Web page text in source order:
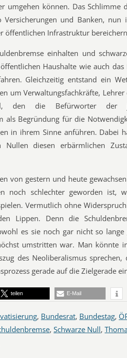
umgehen können. Das Schlimme
Versicherungen und Banken, nun
öffentlichen Infrastruktur
einhalten und
Haushalte wie auch das
Gleichzeitig entstand ein
um Verwaltungsfachkräfte, Lehrer
den die Befürworter der
als Begründung für die
in ihrem Sinne anführen. Dabei
Nullen diesen erbärmlichen
von gestern und heute
noch schlechter geworden ist,
Vermutlich ohne
Lippen. Denn die
es sie noch gar nicht so
umstritten war. Man könnte
des Neoliberalismus sprechen,
gerade auf die Zielgerade
teilen E-Mail
, Bundesrat, Bundestag,
, Schwarze Null,